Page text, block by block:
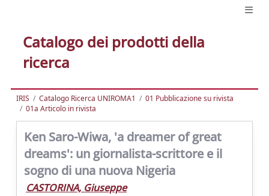
Catalogo dei prodotti della
ricerca
IRIS Catalogo Ricerca UNIROMA1
01 Pubblicazione su rivista
01a Articolo in rivista
Ken Saro-Wiwa, 'a dreamer of great
dreams': un giornalista-scrittore e il
sogno di una nuova Nigeria
CASTORINA, Giuseppe